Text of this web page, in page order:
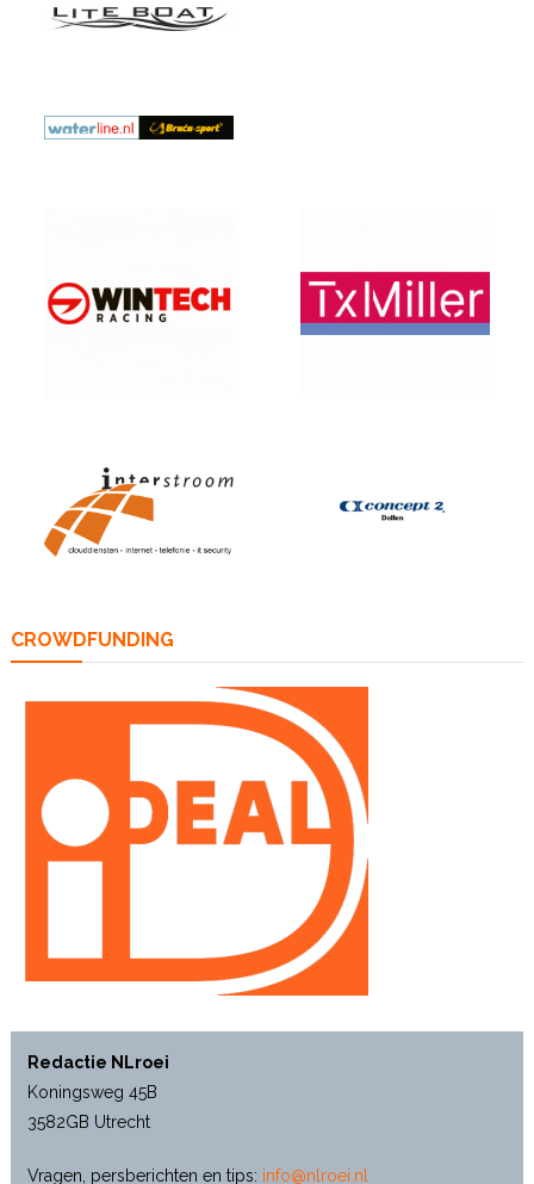
CROWDFUNDING
Redactie NLroei
Koningsweg 45B
3582GB Utrecht
Vragen, persberichten en tips: info@nlroei.nl